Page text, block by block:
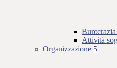
Burocrazia
Attività
Organizzazione 5